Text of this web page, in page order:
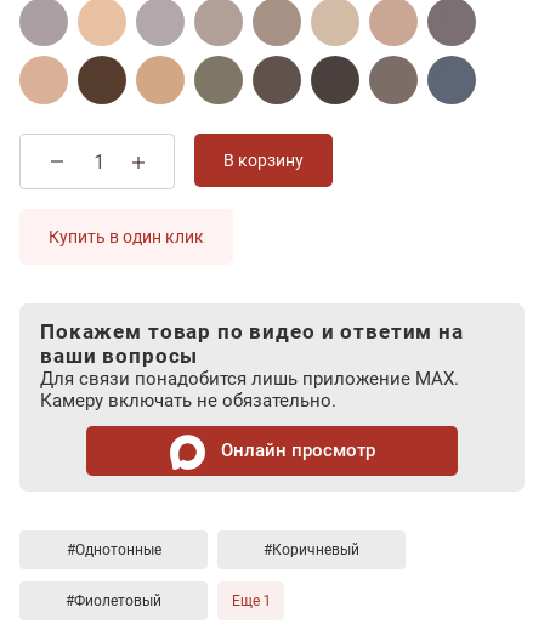
В корзину
Купить в один клик
Покажем товар по видео и ответим на
ваши вопросы
Для связи понадобится лишь приложение MAX.
Камеру включать не обязательно.
Онлайн просмотр
#Однотонные #Коричневый
#Фиолетовый Еще 1